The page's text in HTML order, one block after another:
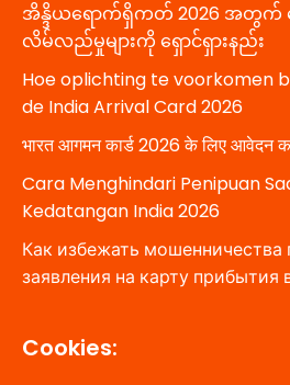
အိန္ဒိယရောက်ရှိကတ် 2026 အတွက်
လိမ်လည်မှုများကို ရှောင်ရှားနည်း
Hoe oplichting te voorkomen
de India Arrival Card 2026
भारत आगमन कार्ड 2026 के लिए आवेदन
Cara Menghindari Penipuan
Kedatangan India 2026
Как избежать мошенничества
заявления на карту
Cookies: